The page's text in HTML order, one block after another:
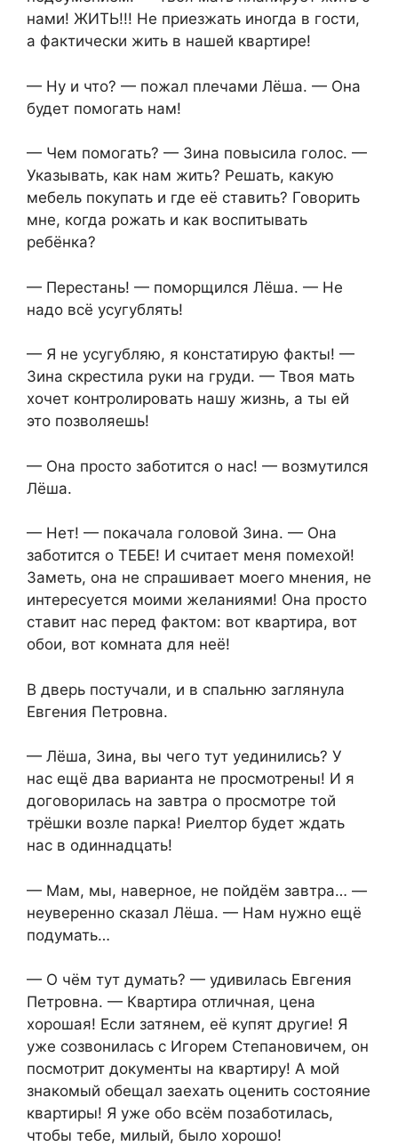
нами! ЖИТЬ!!! Не приезжать иногда в гости,
а фактически жить в нашей квартире!
— Ну и что? — пожал плечами Лёша. — Она
будет помогать нам!
— Чем помогать? — Зина повысила голос. —
Указывать, как нам жить? Решать, какую
мебель покупать и где её ставить? Говорить
мне, когда рожать и как воспитывать
ребёнка?
— Перестань! — поморщился Лёша. — Не
надо всё усугублять!
— Я не усугубляю, я констатирую факты! —
Зина скрестила руки на груди. — Твоя мать
хочет контролировать нашу жизнь, а ты ей
это позволяешь!
— Она просто заботится о нас! — возмутился
Лёша.
— Нет! — покачала головой Зина. — Она
заботится о ТЕБЕ! И считает меня помехой!
Заметь, она не спрашивает моего мнения, не
интересуется моими желаниями! Она просто
ставит нас перед фактом: вот квартира, вот
обои, вот комната для неё!
В дверь постучали, и в спальню заглянула
Евгения Петровна.
— Лёша, Зина, вы чего тут уединились? У
нас ещё два варианта не просмотрены! И я
договорилась на завтра о просмотре той
трёшки возле парка! Риелтор будет ждать
нас в одиннадцать!
— Мам, мы, наверное, не пойдём завтра… —
неуверенно сказал Лёша. — Нам нужно ещё
подумать…
— О чём тут думать? — удивилась Евгения
Петровна. — Квартира отличная, цена
хорошая! Если затянем, её купят другие! Я
уже созвонилась с Игорем Степановичем, он
посмотрит документы на квартиру! А мой
знакомый обещал заехать оценить состояние
квартиры! Я уже обо всём позаботилась,
чтобы тебе, милый, было хорошо!